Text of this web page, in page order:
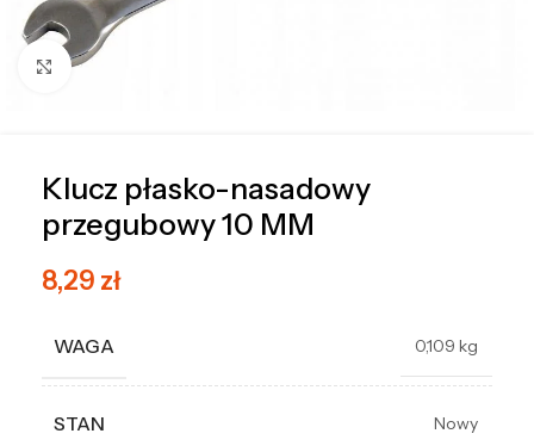
Kliknij, aby powiększyć
Klucz płasko-nasadowy
przegubowy 10 MM
8,29 zł
WAGA 0,109 kg
STAN Nowy